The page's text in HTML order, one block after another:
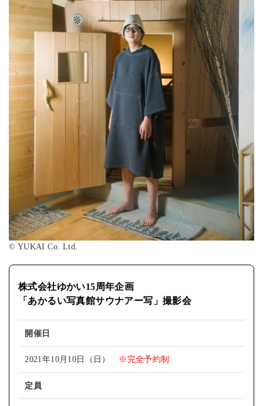
©︎ YUKAI Co. Ltd.
株式会社ゆかい15周年企画
「あかるい写真館サウナアー写」撮影会
開催日
2021年10月10日（日） ※完全予約制
定員